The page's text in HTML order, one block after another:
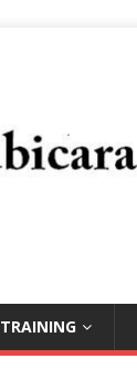
TRAINING